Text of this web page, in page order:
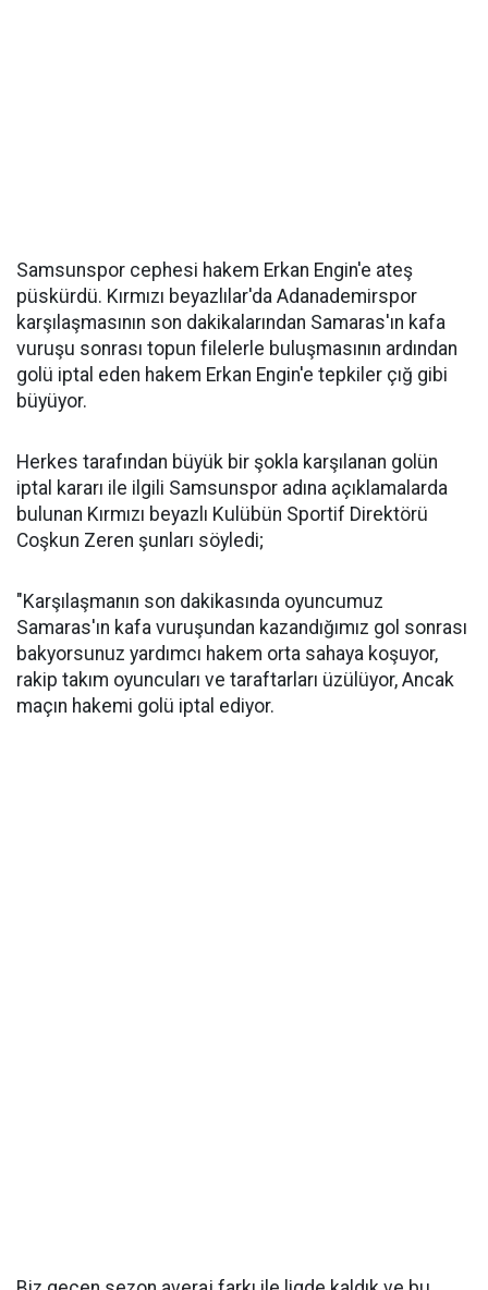
Samsunspor cephesi hakem Erkan Engin'e ateş
püskürdü. Kırmızı beyazlılar'da Adanademirspor
karşılaşmasının son dakikalarından Samaras'ın kafa
vuruşu sonrası topun filelerle buluşmasının ardından
golü iptal eden hakem Erkan Engin'e tepkiler çığ gibi
büyüyor.
Herkes tarafından büyük bir şokla karşılanan golün
iptal kararı ile ilgili Samsunspor adına açıklamalarda
bulunan Kırmızı beyazlı Kulübün Sportif Direktörü
Coşkun Zeren şunları söyledi;
"Karşılaşmanın son dakikasında oyuncumuz
Samaras'ın kafa vuruşundan kazandığımız gol sonrası
bakyorsunuz yardımcı hakem orta sahaya koşuyor,
rakip takım oyuncuları ve taraftarları üzülüyor, Ancak
maçın hakemi golü iptal ediyor.